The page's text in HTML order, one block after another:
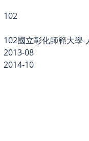
102
102國立彰化師範大學
2013-08
2014-10